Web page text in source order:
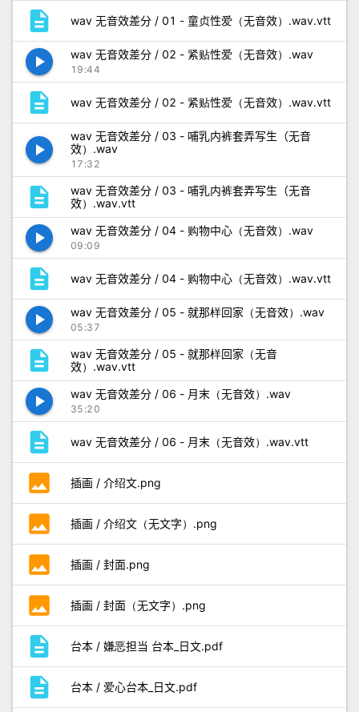
description wav 无音效差分 / 01 - 童贞性爱（无音效）.wav.vtt
play_arrow wav 无音效差分 / 02 - 紧贴性爱（无音效）.wav
19:44
description wav 无音效差分 / 02 - 紧贴性爱（无音效）.wav.vtt
play_arrow
wav 无音效差分 / 03 - 哺乳内裤套弄写生（无音
效）.wav
17:32
description
wav 无音效差分 / 03 - 哺乳内裤套弄写生（无音
效）.wav.vtt
play_arrow wav 无音效差分 / 04 - 购物中心（无音效）.wav
09:09
description wav 无音效差分 / 04 - 购物中心（无音效）.wav.vtt
play_arrow wav 无音效差分 / 05 - 就那样回家（无音效）.wav
05:37
description
wav 无音效差分 / 05 - 就那样回家（无音
效）.wav.vtt
play_arrow wav 无音效差分 / 06 - 月末（无音效）.wav
35:20
description wav 无音效差分 / 06 - 月末（无音效）.wav.vtt
photo 插画 / 介绍文.png
photo 插画 / 介绍文（无文字）.png
photo 插画 / 封面.png
photo 插画 / 封面（无文字）.png
description 台本 / 嫌恶担当 台本_日文.pdf
description 台本 / 爱心台本_日文.pdf